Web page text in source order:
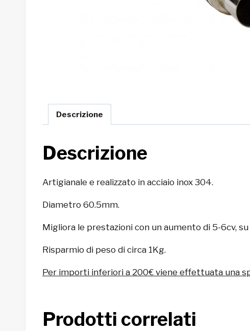
Descrizione
Descrizione
Artigianale e realizzato in acciaio inox 304.
Diametro 60.5mm.
Migliora le prestazioni con un aumento di 5-6cv,
Risparmio di peso di circa 1Kg.
Per importi inferiori a 200€ viene effettuata una
Prodotti correlati